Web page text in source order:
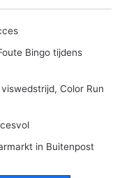
Bingo tijdens
Color Run
in Buitenpost